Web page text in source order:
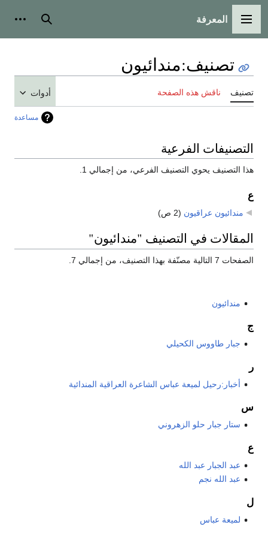
القائمة الرئيسية
المعرفة بحث
تصنيف:مندائيون
تصنيف ناقش هذه الصفحة أدوات
مساعدة
التصنيفات الفرعية
هذا التصنيف يحوي التصنيف الفرعي، من إجمالي 1.
ع
مندائيون عراقيون (2 ص)
المقالات في التصنيف "مندائيون"
الصفحات 7 التالية مصنّفة بهذا التصنيف، من إجمالي 7.
مندائيون
ج
جبار طاووس الكحيلي
ر
أخبار:رحيل لميعة عباس الشاعرة العراقية المندائية
س
ستار جبار حلو الزهروني
ع
عبد الجبار عبد الله
عبد الله نجم
ل
لميعة عباس